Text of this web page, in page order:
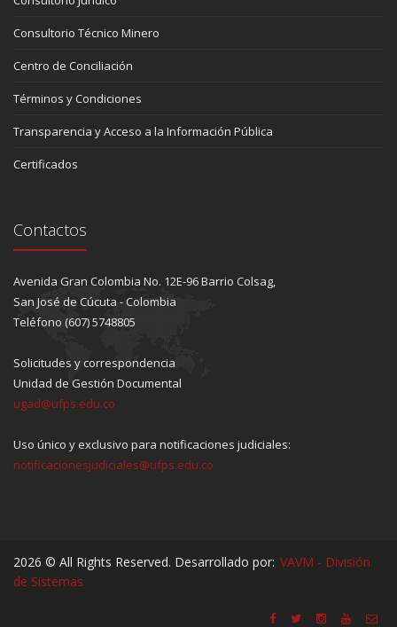
Consultorio Técnico Minero
Centro de Conciliación
Términos y Condiciones
Transparencia y Acceso a la Información Pública
Certificados
Contactos
Avenida Gran Colombia No. 12E-96 Barrio Colsag,
San José de Cúcuta - Colombia
Teléfono (607) 5748805
Solicitudes y correspondencia
Unidad de Gestión Documental
ugad@ufps.edu.co
Uso único y exclusivo para notificaciones judiciales:
notificacionesjudiciales@ufps.edu.co
2026 © All Rights Reserved. Desarrollado por: VAVM - División
de Sistemas